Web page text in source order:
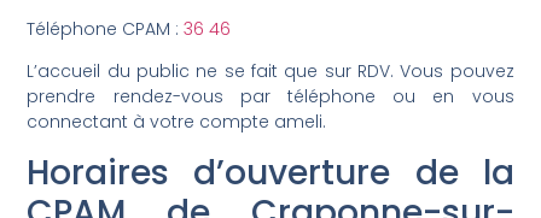
Téléphone CPAM :36 46
L’accueil du public ne se fait que sur RDV. Vous pouvez
prendre rendez-vous par téléphone ou en vous
connectant à votre compte ameli.
Horaires d’ouverture de la